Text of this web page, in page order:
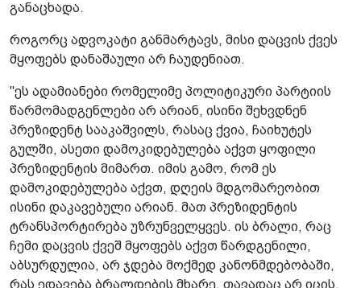
განაცხადა.
როგორც ადვოკატი განმარტავს, მისი დაცვის ქვეს
მყოფებს დანაშაული არ ჩაუდენიათ.
"ეს ადამიანები რომელიმე პოლიტიკური პარტიის
წარმომადგენლები არ არიან, ისინი შეხვდნენ
პრეზიდენტ სააკაშვილს, რასაც ქვია, ჩაიხუტეს
გულში, ასეთი დამოკიდებულება აქვთ ყოფილი
პრეზიდენტის მიმართ. იმის გამო, რომ ეს
დამოკიდებულება აქვთ, დღეის მდგომარეობით
ისინი დაკავებული არიან. მათ პრეზიდენტის
ტრანსპორტირება უზრუნველყვეს. ის ბრალი, რაც
ჩემი დაცვის ქვეშ მყოფებს აქვთ წარდგენილი,
აბსურდულია, არ ჯდება მოქმედ კანონმდებობაში,
რას ედავება ბრალდების მხარე, თავადაც არ იცის,